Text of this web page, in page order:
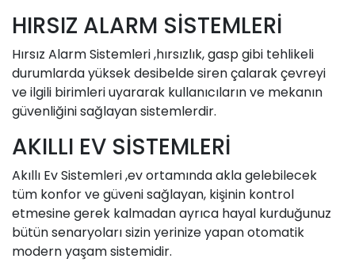
HIRSIZ ALARM SİSTEMLERİ
Hırsız Alarm Sistemleri ,hırsızlık, gasp gibi tehlikeli
durumlarda yüksek desibelde siren çalarak çevreyi
ve ilgili birimleri uyararak kullanıcıların ve mekanın
güvenliğini sağlayan sistemlerdir.
AKILLI EV SİSTEMLERİ
Akıllı Ev Sistemleri ,ev ortamında akla gelebilecek
tüm konfor ve güveni sağlayan, kişinin kontrol
etmesine gerek kalmadan ayrıca hayal kurduğunuz
bütün senaryoları sizin yerinize yapan otomatik
modern yaşam sistemidir.